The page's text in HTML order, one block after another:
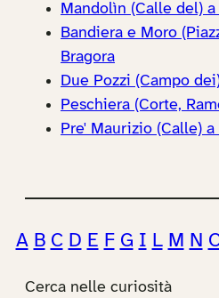
Mandolìn (Calle del)
Bandiera e Moro
Bragora
Due Pozzi (Campo
Peschiera (Corte,
Pre' Maurizio (Calle)
A B C D E F G I L M N
Cerca nelle curiosità